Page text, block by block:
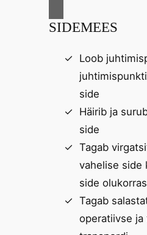
SIDEMEES
Loob
side
Häirib ja
side
Tagab
vahelise side
side olukorras
Tagab
operatiivse ja